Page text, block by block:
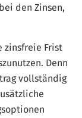
den Zinsen,
zinsfreie Frist
Denn
vollständig